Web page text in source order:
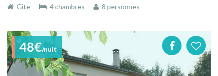
Gîte
4 chambres 8 personnes
48€/nuit